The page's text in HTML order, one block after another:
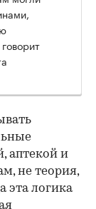
аптекой и
не теория,
эта логика